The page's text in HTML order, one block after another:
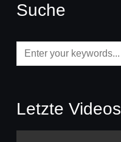
Suche
Letzte Videos